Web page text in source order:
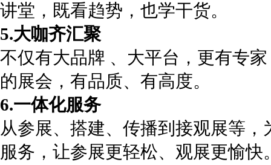
讲堂，既看趋势，也学干货。
5.大咖齐汇聚
不仅有大品牌 、大平台，更有专
的展会，有品质、有高度。
6.一体化服务
从参展、搭建、传播到接观展等
服务，让参展更轻松、观展更愉快